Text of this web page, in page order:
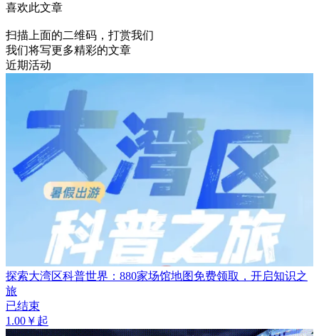
喜欢此文章
扫描上面的二维码，打赏我们
我们将写更多精彩的文章
近期活动
探索大湾区科普世界：880家场馆地图免费领取，开启知识之
旅
已结束
1.00￥起